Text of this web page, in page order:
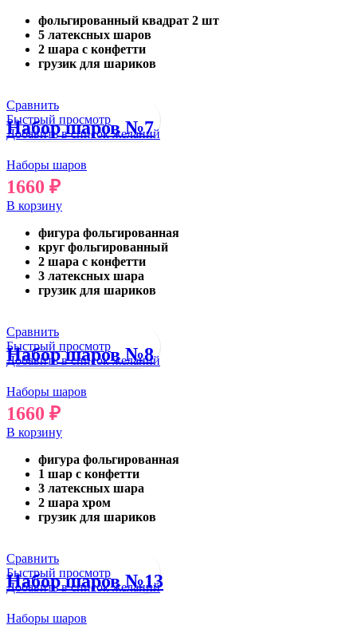
фольгированный квадрат 2 шт
5 латексных шаров
2 шара с конфетти
грузик для шариков
Сравнить
Быстрый просмотр
Добавить в список желаний
Набор шаров №7
Наборы шаров
1660 ₽
В корзину
фигура фольгированная
круг фольгированный
2 шара с конфетти
3 латексных шара
грузик для шариков
Сравнить
Быстрый просмотр
Добавить в список желаний
Набор шаров №8
Наборы шаров
1660 ₽
В корзину
фигура фольгированная
1 шар с конфетти
3 латексных шара
2 шара хром
грузик для шариков
Сравнить
Быстрый просмотр
Добавить в список желаний
Набор шаров №13
Наборы шаров